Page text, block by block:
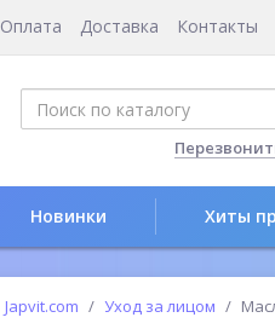
Оплата Доставка Контакты
Новинки Хиты
Japvit.com Уход за лицом